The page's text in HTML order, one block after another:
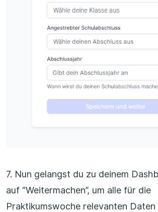
7. Nun gelangst du zu deinem
auf “Weitermachen”, um alle für die
Praktikumswoche relevanten